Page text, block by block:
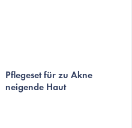
Pflegeset für zu Akne
neigende Haut